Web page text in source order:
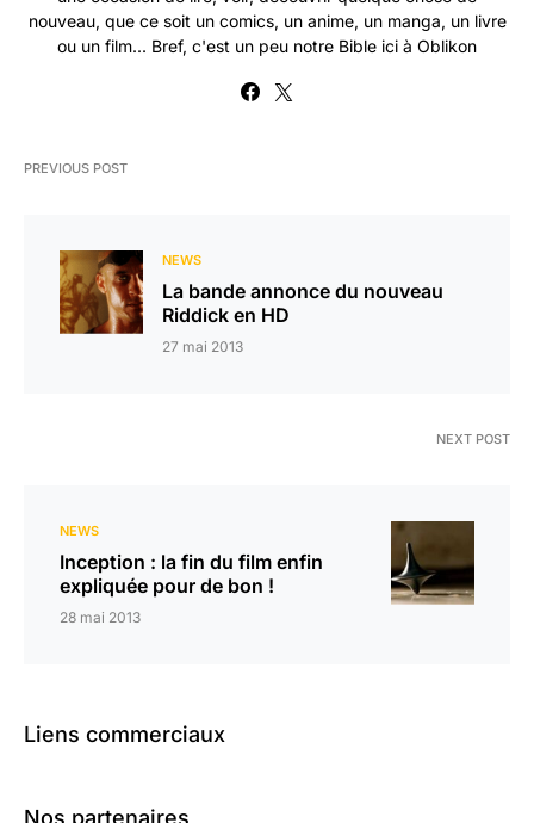
nouveau, que ce soit un comics, un anime, un manga, un livre
ou un film... Bref, c'est un peu notre Bible ici à Oblikon
PREVIOUS POST
NEWS
La bande annonce du nouveau
Riddick en HD
27 mai 2013
NEXT POST
NEWS
Inception : la fin du film enfin
expliquée pour de bon !
28 mai 2013
Liens commerciaux
Nos partenaires